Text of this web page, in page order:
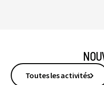
Toutes les activités